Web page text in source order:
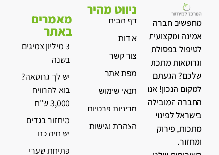
מחפשים חברה
אמינה ומקצועית
לטיפול בפסולת
וגרוטאות מתכת
שלכם? הגעתם
למקום הנכון! אנו
החברה המובילה
בישראל לפינוי
מתכות, פירוק
ומחזור.
ניווט מהיר
דף הבית
אודות
צור קשר
מפת אתר
תנאי שימוש
מדיניות פרטיות
הצהרת נגישות
מאמרים
באתר
3 מיליון צמיגים
בשנה
יש לך גרוטאה?
בוא להרוויח
3,000 ש"ח
מיחזור בגדים –
יש חיה כזו
פתיחת שערי